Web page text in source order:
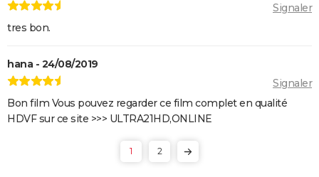
The Northman
Sonic 2 : intrigue, casting, streaming, avis... Les infos
Fantastic Four : privé de réalisateur, où en est le film
The Batman 2 : la suite annoncée, Matt Reeves et
Spider-Man Brand New Day : Tom Holland retrouve
Signaler
tres bon.
hana - 24/08/2019
Signaler
Bon film Vous pouvez regarder ce film complet en qualité
HDVF sur ce site >>> ULTRA21HD,ONLINE
1 2